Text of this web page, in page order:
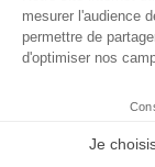
mesurer l'audience
permettre de
d'optimiser nos
Je